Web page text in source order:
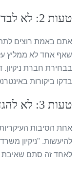
טעות 2: לא לבדוק המלצות
אתם באמת רוצים
שאף אחד לא ממליץ
בבחירת חברת
בדקו ביקורות
טעות 3: לא להגדיר ציפיות ברורות
אחת הסיבות
להיעשות. "ניקיון
לאחד זה סתם שאיבת